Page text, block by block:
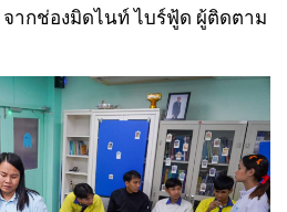
ากช่องมิดไนท์ ไบร์ฟู้ด ผู้ติดตาม